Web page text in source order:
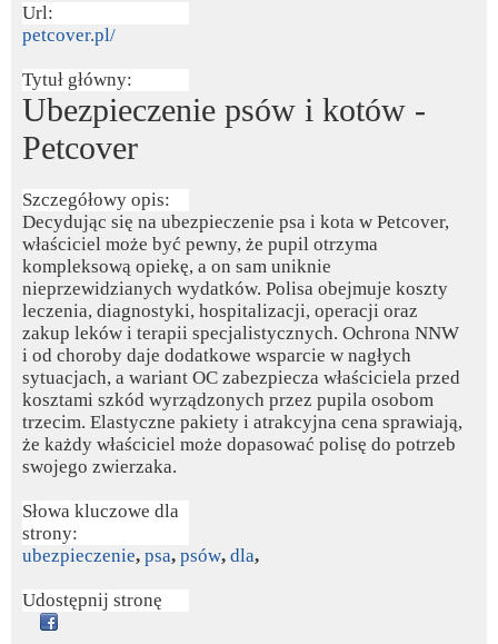
Url:
petcover.pl/
Tytuł główny:
Ubezpieczenie psów i kotów -
Petcover
Szczegółowy opis:
Decydując się na ubezpieczenie psa i kota w Petcover,
właściciel może być pewny, że pupil otrzyma
kompleksową opiekę, a on sam uniknie
nieprzewidzianych wydatków. Polisa obejmuje koszty
leczenia, diagnostyki, hospitalizacji, operacji oraz
zakup leków i terapii specjalistycznych. Ochrona NNW
i od choroby daje dodatkowe wsparcie w nagłych
sytuacjach, a wariant OC zabezpiecza właściciela przed
kosztami szkód wyrządzonych przez pupila osobom
trzecim. Elastyczne pakiety i atrakcyjna cena sprawiają,
że każdy właściciel może dopasować polisę do potrzeb
swojego zwierzaka.
Słowa kluczowe dla
strony:
ubezpieczenie, psa, psów, dla,
Udostępnij stronę